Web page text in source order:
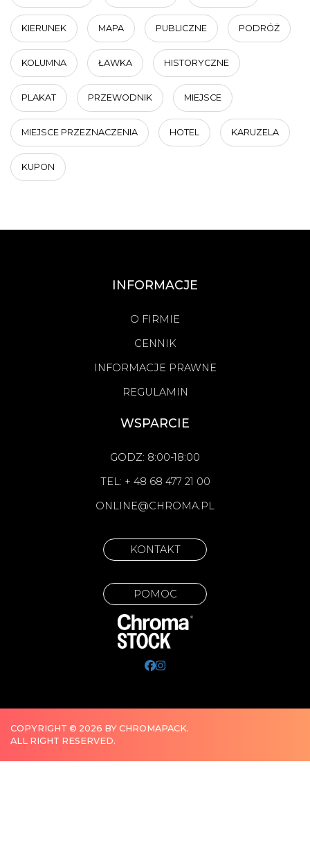
KIERUNEK MAPA PUBLICZNE PODRÓŻ
KOLUMNA ŁAWKA HISTORYCZNE
PLAKAT PRZEWODNIK MIEJSCE
MIEJSCE PRZEZNACZENIA HOTEL KARUZELA
KUPON
INFORMACJE
O FIRMIE
CENNIK
INFORMACJE PRAWNE
REGULAMIN
WSPARCIE
GODZ: 8:00-18:00
TEL: + 48 68 477 21 00
ONLINE@CHROMA.PL
KONTAKT
POMOC
COPYRIGHT © 2026 BY CHROMAPACK.
ALL RIGHT RESERVED.